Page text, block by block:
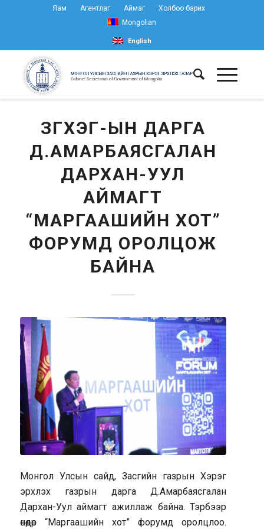
Яам Агентлаг Аймаг
Холбоо барих
Mongolian
English
ЗГХЭГ-ЫН ДАРГА
Д.АМАРБАЯСГАЛАН
ДАРХАН-УУЛ
АЙМАГТ
“МАРГААШИЙН ХОТ”
ФОРУМД ОРОЛЦОЖ
БАЙНА
Монгол Улсын сайд, Засгийн газрын Хэрэг
эрхлэх газрын дарга Д.Амарбаясгалан
Дархан-Уул аймагт ажиллаж байна. Тэрбээр
өнөөдөр “Маргаашийн хот” форумд оролцлоо.